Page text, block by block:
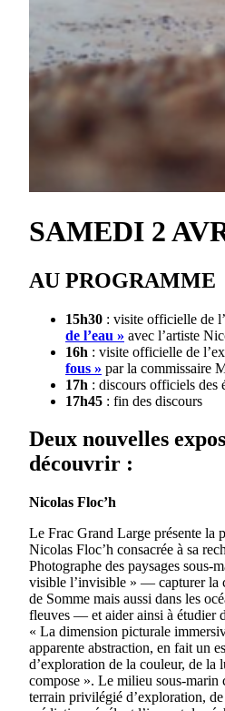
SAMEDI 2
AU PROGRAMME
15h30 : visite officielle de
de l’eau » avec l’artiste
16h : visite officielle de
fous » par la commissaire
17h : discours officiels des
17h45 : fin des discours
Deux nouvelles
découvrir :
Nicolas Floc’h
Le Frac Grand Large présente la
Nicolas Floc’h consacrée à sa
Photographe des paysages sous-
visible l’invisible » — capturer la
de Somme mais aussi dans les
fleuves — et aider ainsi à étudier
« La dimension picturale
apparente abstraction, en fait un
d’exploration de la couleur, de la
compose ». Le milieu sous-marin
terrain privilégié d’exploration,